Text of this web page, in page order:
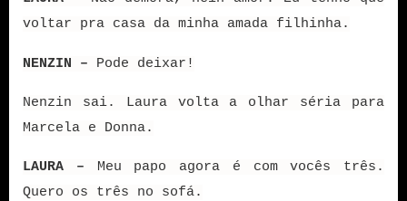
voltar pra casa da minha amada filhinha.
NENZIN – Pode deixar!
Nenzin sai. Laura volta a olhar séria para
Marcela e Donna.
LAURA – Meu papo agora é com vocês três.
Quero os três no sofá.